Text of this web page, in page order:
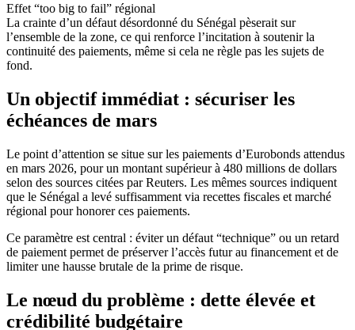
Effet “too big to fail” régional
La crainte d’un défaut désordonné du Sénégal pèserait sur
l’ensemble de la zone, ce qui renforce l’incitation à soutenir la
continuité des paiements, même si cela ne règle pas les sujets de
fond.
Un objectif immédiat : sécuriser les
échéances de mars
Le point d’attention se situe sur les paiements d’Eurobonds attendus
en mars 2026, pour un montant supérieur à 480 millions de dollars
selon des sources citées par Reuters. Les mêmes sources indiquent
que le Sénégal a levé suffisamment via recettes fiscales et marché
régional pour honorer ces paiements.
Ce paramètre est central : éviter un défaut “technique” ou un retard
de paiement permet de préserver l’accès futur au financement et de
limiter une hausse brutale de la prime de risque.
Le nœud du problème : dette élevée et
crédibilité budgétaire